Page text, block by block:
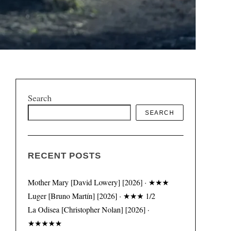
Search
SEARCH
RECENT POSTS
Mother Mary [David Lowery] [2026] · ★★★
Luger [Bruno Martín] [2026] · ★★★ 1/2
La Odisea [Christopher Nolan] [2026] ·
★★★★★